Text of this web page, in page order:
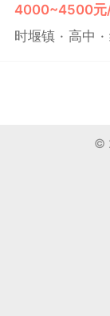
4000~4500元
时堰镇 高中
©